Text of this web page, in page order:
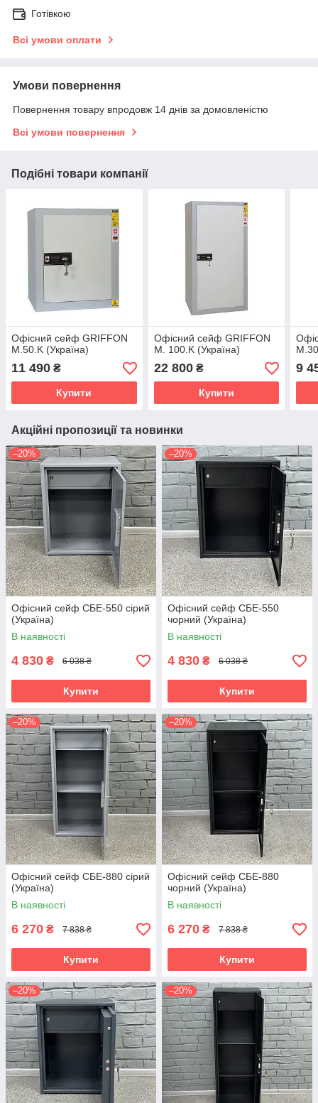
Готівкою
Всі умови оплати
Умови повернення
Повернення товару впродовж 14 днів за домовленістю
Всі умови повернення
Подібні товари компанії
Офісний сейф GRIFFON
M.50.K (Україна)
11 490 ₴
Купити
Офісний сейф GRIFFON
M. 100.K (Україна)
22 800₴
Купити
9
Акційні пропозиції та новинки
–20%
Офісний сейф СБЕ-550 сірий
(Україна)
В наявності
4 830 ₴ 6 038 ₴
Купити
–20%
Офісний сейф СБЕ-550
чорний (Україна)
В наявності
4 830 ₴ 6 038 ₴
Купити
–20%
Офісний сейф СБЕ-880 сірий
(Україна)
В наявності
6 270 ₴ 7 838 ₴
Купити
–20%
Офісний сейф СБЕ-880
чорний (Україна)
В наявності
6 270 ₴ 7 838 ₴
Купити
–20% –20%